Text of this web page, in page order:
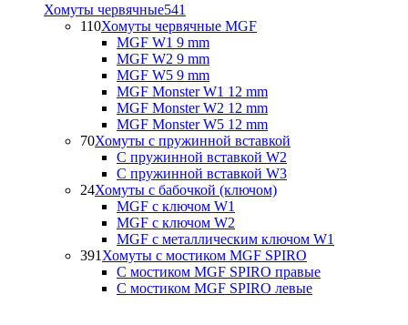
Хомуты червячные541
110Хомуты червячные MGF
MGF W1 9 mm
MGF W2 9 mm
MGF W5 9 mm
MGF Monster W1 12 mm
MGF Monster W2 12 mm
MGF Monster W5 12 mm
70Хомуты с пружинной вставкой
С пружинной вставкой W2
С пружинной вставкой W3
24Хомуты с бабочкой (ключом)
MGF с ключом W1
MGF с ключом W2
MGF с металлическим ключом W1
391 Хомуты с мостиком MGF SPIRO
С мостиком MGF SPIRO правые
С мостиком MGF SPIRO левые